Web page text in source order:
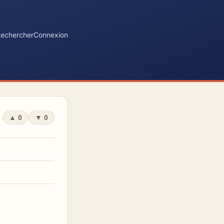
Connexion
▲ 0 ▼ 0